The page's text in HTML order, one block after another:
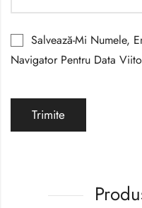
Salvează-Mi Numele,
Navigator Pentru Data